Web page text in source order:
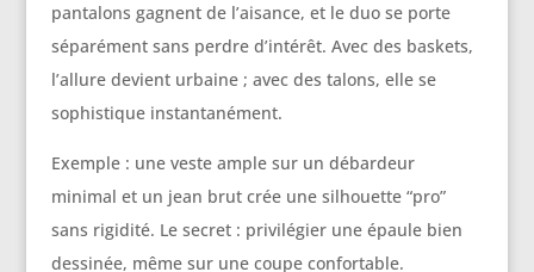
pantalons gagnent de l’aisance, et le duo se porte
séparément sans perdre d’intérêt. Avec des baskets,
l’allure devient urbaine ; avec des talons, elle se
sophistique instantanément.
Exemple : une veste ample sur un débardeur
minimal et un jean brut crée une silhouette “pro”
sans rigidité. Le secret : privilégier une épaule bien
dessinée, même sur une coupe confortable.